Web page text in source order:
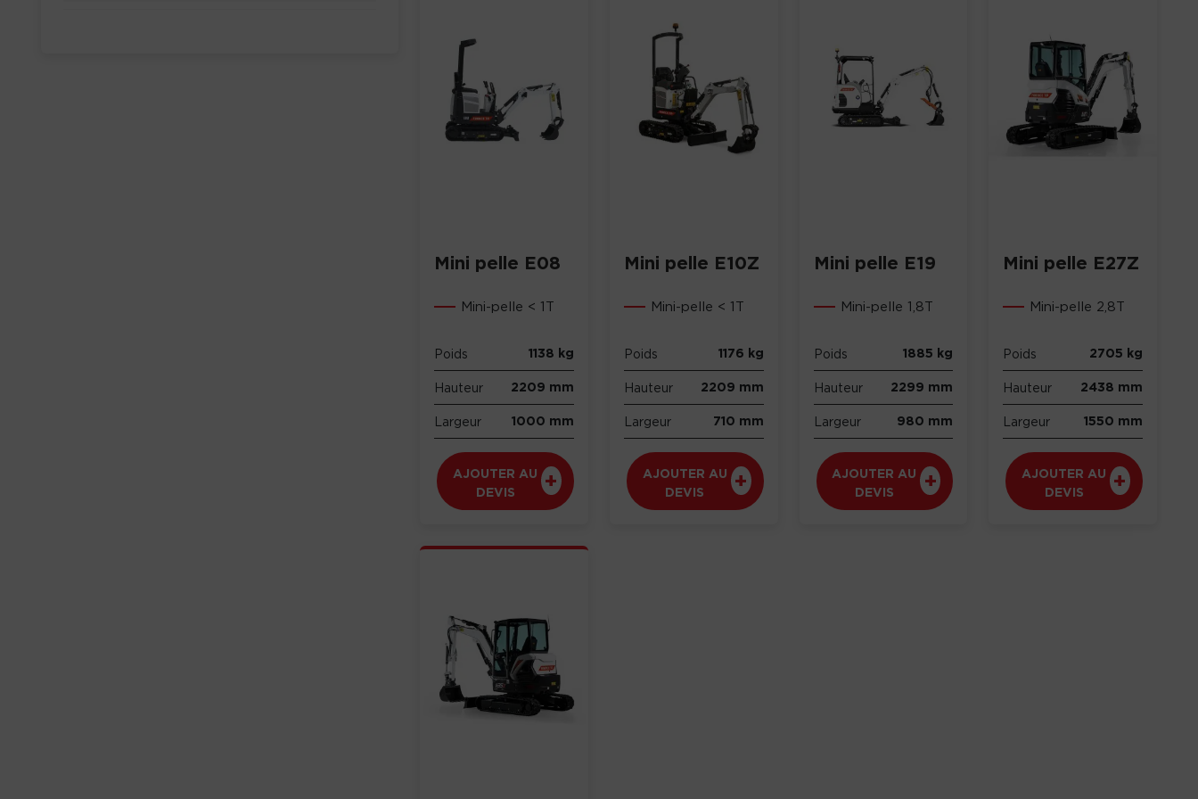
Mini pelle E08
Mini-pelle < 1T
Poids 1138 kg
Hauteur 2209 mm
Largeur 1000 mm
AJOUTER AU
DEVIS
Mini pelle E10Z
Mini-pelle < 1T
Poids 1176 kg
Hauteur 2209 mm
Largeur 710 mm
AJOUTER AU
DEVIS
Mini pelle E19
Mini-pelle 1,8T
Poids 1885 kg
Hauteur 2299 mm
Largeur 980 mm
AJOUTER AU
DEVIS
Mini pelle E27Z
Mini-pelle 2,8T
Poids 2705 kg
Hauteur 2438 mm
Largeur 1550 mm
AJOUTER AU
DEVIS